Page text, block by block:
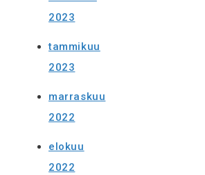
2023
tammikuu
2023
marraskuu
2022
elokuu
2022